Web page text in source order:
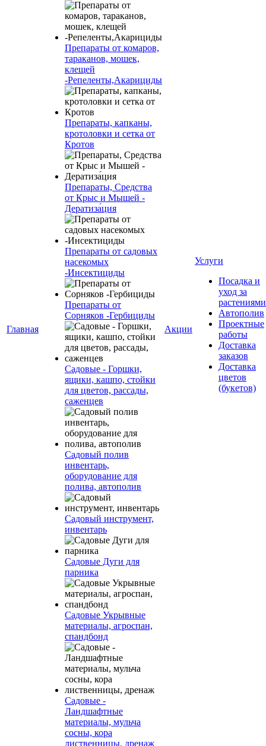
Главная
Препараты от комаров,
тараканов, мошек,
клещей
-Репеленты,Акарициды
Препараты, капканы,
кротоловки и сетка от
Кротов
Препараты, Средства
от Крыс и Мышей -
Дератиза́ция
Препараты от садовых
насекомых
-Инсектициды
Препараты от
Сорняков -Гербициды
Садовые - Горшки,
ящики, кашпо, стойки
для цветов, рассады,
саженцев
Садовый полив
инвентарь,
оборудование для
полива, автополив
Садовый инструмент,
инвентарь
Садовые Дуги для
парника
Садовые Укрывные
материалы, агроспан,
спандбонд
Садовые -
Ландшафтные
материалы, мульча
сосны, кора
лиственницы, дренаж
Акции
Услуги
Посадка и
уход за
растениями
Автополив
Проектные
работы
Доставка
заказов
Доставка
цветов
(букетов)